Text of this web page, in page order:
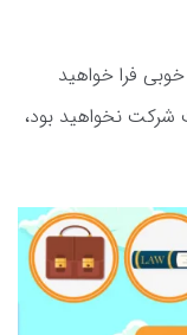
فرا خواهید
شرکت نخواهید بود،